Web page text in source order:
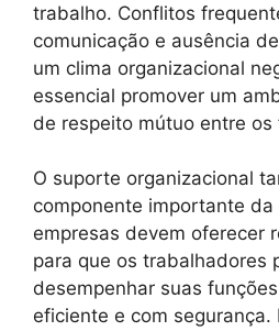
trabalho. Conflitos
comunicação e ausência
um clima organizacional
essencial promover um
de respeito mútuo entre os
O suporte organizacional
componente importante da
empresas devem oferecer
para que os trabalhadores
desempenhar suas
eficiente e com segurança.